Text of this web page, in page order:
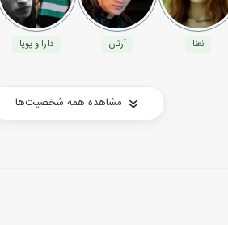
دارا و پویا آرتان نعنا
مشاهده همه شخصیت‌ها